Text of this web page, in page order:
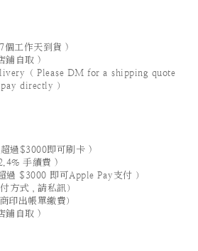
工作天到貨 )
鋪自取 )
（ Please DM for a shipping quote
directly ）
過$3000即可刷卡 )
手續費 )
$3000 即可Apple Pay支付 ）
方式，請私訊）
印出帳單繳費）
鋪自取 )